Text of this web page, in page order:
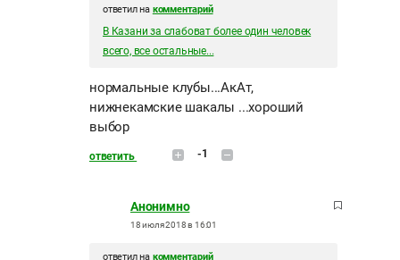
ответил на комментарий
В Казани за слабоват более один человек
всего, все остальные...
нормальные клубы...АкАт,
нижнекамские шакалы ...хороший
выбор
ответить -1
Анонимно
18 июля 2018 в 16:01
ответил на комментарий